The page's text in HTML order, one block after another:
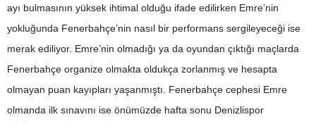
ayı bulmasının yüksek ihtimal olduğu ifade edilirken Emre’nin
yokluğunda Fenerbahçe’nin nasıl bir performans sergileyeceği ise
merak ediliyor. Emre’nin olmadığı ya da oyundan çıktığı maçlarda
Fenerbahçe organize olmakta oldukça zorlanmış ve hesapta
olmayan puan kayıpları yaşanmıştı. Fenerbahçe cephesi Emre
olmanda ilk sınavını ise önümüzde hafta sonu Denizlispor